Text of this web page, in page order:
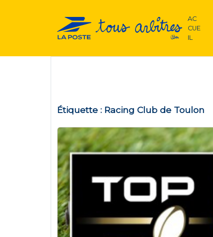
AC
CUE
IL
Étiquette : Racing Club de Toulon